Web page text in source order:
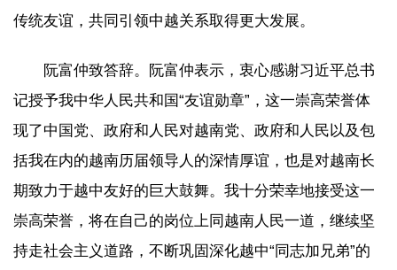
传统友谊，共同引领中越关系取得更大发展。
阮富仲致答辞。阮富仲表示，衷心感谢习近平总书
记授予我中华人民共和国“友谊勋章”，这一崇高荣誉体
现了中国党、政府和人民对越南党、政府和人民以及包
括我在内的越南历届领导人的深情厚谊，也是对越南长
期致力于越中友好的巨大鼓舞。我十分荣幸地接受这一
崇高荣誉，将在自己的岗位上同越南人民一道，继续坚
持走社会主义道路，不断巩固深化越中“同志加兄弟”的